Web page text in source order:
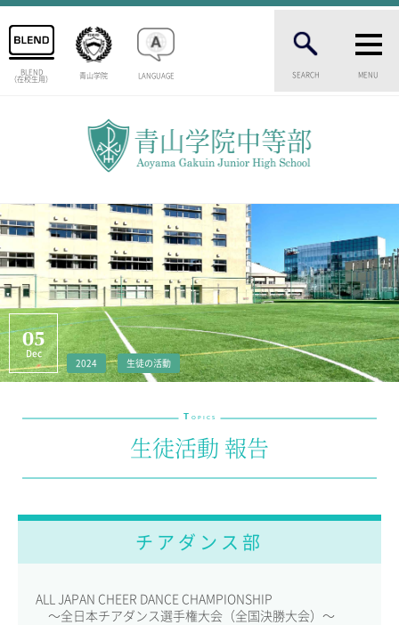
BLEND
（在校生用） 青山学院 LANGUAGE SEARCH MENU
中等部の歴史
特色ある教育
生徒数・教職員数
一貫校の流れ
卒業生インタビュー
校舎情報
メディアライブラリー
教育の特色・紹介
教科学習
国際交流
SCHOOL LIFE
スクールライフ
05
Dec
2024 生徒の活動
T OPICS
生徒活動 報告
チアダンス部
ALL JAPAN CHEER DANCE CHAMPIONSHIP
～全日本チアダンス選手権大会（全国決勝大会）～